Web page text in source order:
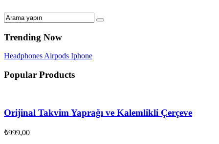
Trending Now
HeadphonesAirpods Iphone
Popular Products
Orijinal Takvim Yaprağı ve Kalemlikli Çerçeve
₺999,00